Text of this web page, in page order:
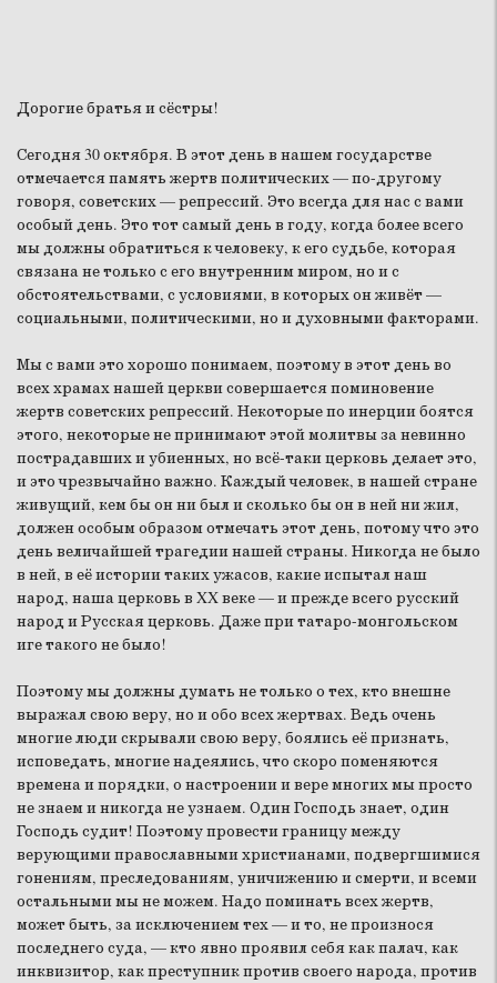
Дорогие братья и сёстры!
Сегодня 30 октября. В этот день в нашем государстве
отмечается память жертв политических — по-другому
говоря, советских — репрессий. Это всегда для нас с вами
особый день. Это тот самый день в году, когда более всего
мы должны обратиться к человеку, к его судьбе, которая
связана не только с его внутренним миром, но и с
обстоятельствами, с условиями, в которых он живёт —
социальными, политическими, но и духовными факторами.
Мы с вами это хорошо понимаем, поэтому в этот день во
всех храмах нашей церкви совершается поминовение
жертв советских репрессий. Некоторые по инерции боятся
этого, некоторые не принимают этой молитвы за невинно
пострадавших и убиенных, но всё-таки церковь делает это,
и это чрезвычайно важно. Каждый человек, в нашей стране
живущий, кем бы он ни был и сколько бы он в ней ни жил,
должен особым образом отмечать этот день, потому что это
день величайшей трагедии нашей страны. Никогда не было
в ней, в её истории таких ужасов, какие испытал наш
народ, наша церковь в XX веке — и прежде всего русский
народ и Русская церковь. Даже при татаро-монгольском
иге такого не было!
Поэтому мы должны думать не только о тех, кто внешне
выражал свою веру, но и обо всех жертвах. Ведь очень
многие люди скрывали свою веру, боялись её признать,
исповедать, многие надеялись, что скоро поменяются
времена и порядки, о настроении и вере многих мы просто
не знаем и никогда не узнаем. Один Господь знает, один
Господь судит! Поэтому провести границу между
верующими православными христианами, подвергшимися
гонениям, преследованиям, уничижению и смерти, и всеми
остальными мы не можем. Надо поминать всех жертв,
может быть, за исключением тех — и то, не произнося
последнего суда, — кто явно проявил себя как палач, как
инквизитор, как преступник против своего народа, против